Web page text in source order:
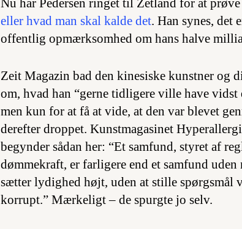
Nu har Pedersen ringet til Zetland for at
eller hvad man skal kalde det. Han synes, det
offentlig opmærksomhed om hans halve
Zeit Magazin bad den kinesiske kunstner og
om, hvad han “gerne tidligere ville have
men kun for at få at vide, at den var blevet
derefter droppet. Kunstmagasinet
begynder sådan her: “Et samfund, styret af
dømmekraft, er farligere end et samfund
sætter lydighed højt, uden at stille spørgsmål
korrupt.” Mærkeligt – de spurgte jo selv.